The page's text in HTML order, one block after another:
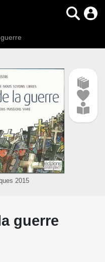
2015
guerre